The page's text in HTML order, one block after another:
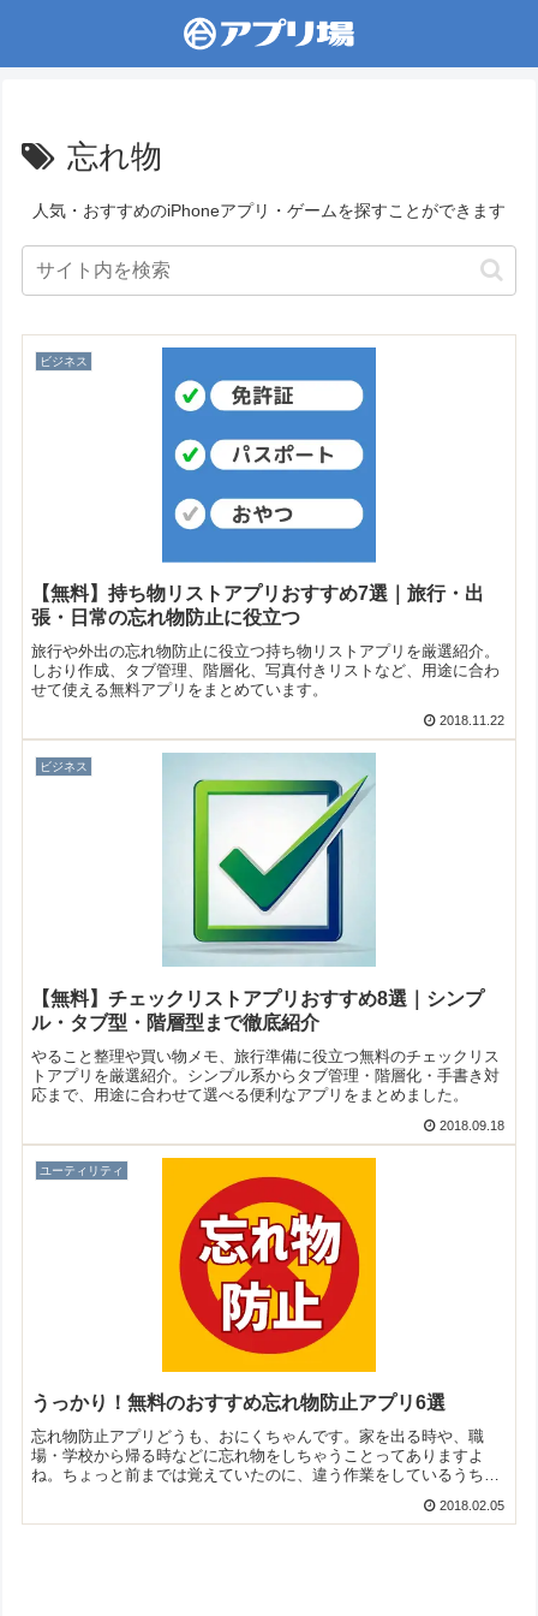
忘れ物
人気・おすすめのiPhoneアプリ・ゲームを探すことができます
ビジネス
【無料】持ち物リストアプリおすすめ7選｜旅行・出
張・日常の忘れ物防止に役立つ
旅行や外出の忘れ物防止に役立つ持ち物リストアプリを厳選紹介。
しおり作成、タブ管理、階層化、写真付きリストなど、用途に合わ
せて使える無料アプリをまとめています。
2018.11.22
ビジネス
【無料】チェックリストアプリおすすめ8選｜シンプ
ル・タブ型・階層型まで徹底紹介
やること整理や買い物メモ、旅行準備に役立つ無料のチェックリス
トアプリを厳選紹介。シンプル系からタブ管理・階層化・手書き対
応まで、用途に合わせて選べる便利なアプリをまとめました。
2018.09.18
ユーティリティ
うっかり！無料のおすすめ忘れ物防止アプリ6選
忘れ物防止アプリどうも、おにくちゃんです。家を出る時や、職
場・学校から帰る時などに忘れ物をしちゃうことってありますよ
ね。ちょっと前までは覚えていたのに、違う作業をしているうちに
2018.02.05